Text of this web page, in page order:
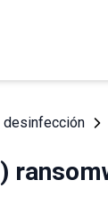
desinfección